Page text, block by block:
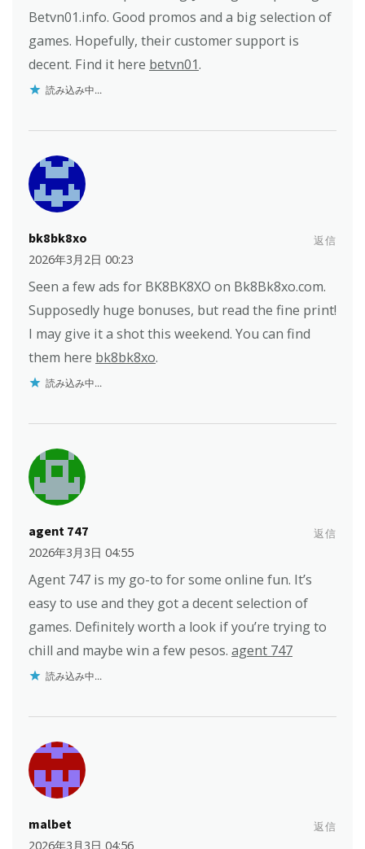
Betvn01.info. Good promos and a big selection of
games. Hopefully, their customer support is
decent. Find it here betvn01.
読み込み中...
bk8bk8xo
2026年3月2日 00:23
返信
Seen a few ads for BK8BK8XO on Bk8Bk8xo.com.
Supposedly huge bonuses, but read the fine print!
I may give it a shot this weekend. You can find
them here bk8bk8xo.
読み込み中...
agent 747
2026年3月3日 04:55
返信
Agent 747 is my go-to for some online fun. It’s
easy to use and they got a decent selection of
games. Definitely worth a look if you’re trying to
chill and maybe win a few pesos. agent 747
読み込み中...
malbet
2026年3月3日 04:56
返信